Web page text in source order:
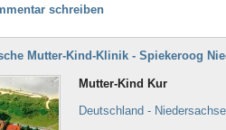
schreiben
Mutter-Kind-Klinik - Spiekeroog
Mutter-Kind Kur
Deutschland -